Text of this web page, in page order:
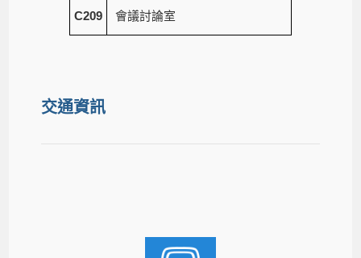
C209 會議討論室
交通資訊